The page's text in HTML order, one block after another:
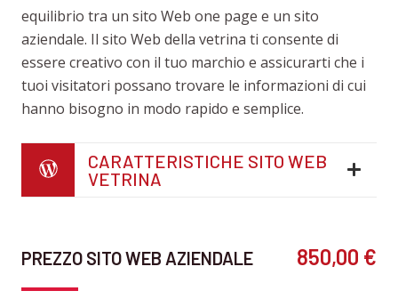
equilibrio tra un sito Web one page e un sito
aziendale. Il sito Web della vetrina ti consente di
essere creativo con il tuo marchio e assicurarti che i
tuoi visitatori possano trovare le informazioni di cui
hanno bisogno in modo rapido e semplice.
CARATTERISTICHE SITO WEB
VETRINA
PREZZO SITO WEB AZIENDALE 850,00 €